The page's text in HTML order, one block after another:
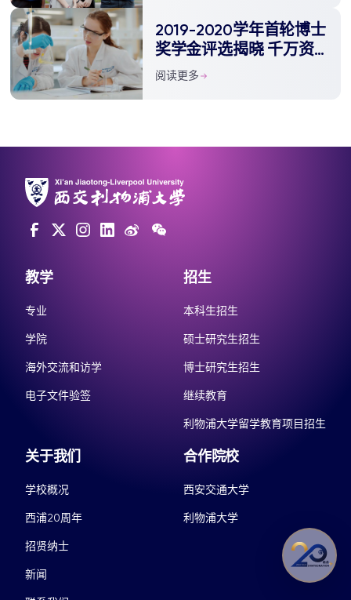
2019-2020学年首轮博士
奖学金评选揭晓 千万资
金将用于设立全额博士奖
阅读更多
教学
专业
学院
海外交流和访学
电子文件验签
招生
本科生招生
硕士研究生招生
博士研究生招生
继续教育
利物浦大学留学教育项目招生
关于我们
学校概况
西浦20周年
招贤纳士
新闻
合作院校
西安交通大学
利物浦大学